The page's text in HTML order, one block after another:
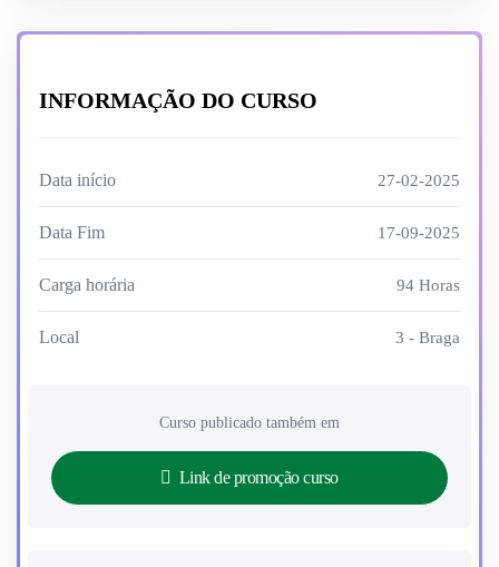
INFORMAÇÃO DO CURSO
Data início 27-02-2025
Data Fim 17-09-2025
Carga horária 94 Horas
Local 3 - Braga
Curso publicado também em
Link de promoção curso